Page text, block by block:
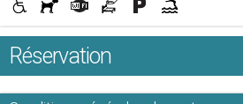
Réservation